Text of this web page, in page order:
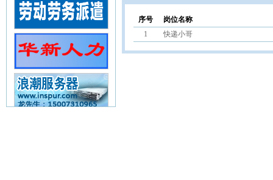
序号
岗位名称
1
快递小哥